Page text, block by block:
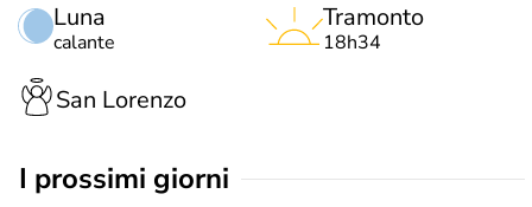
Luna
calante
Tramonto
18h34
San Lorenzo
i prossimi giorni